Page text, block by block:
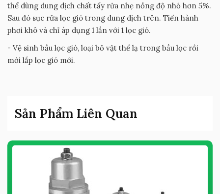
thể dùng dung dịch chất tẩy rửa nhẹ nồng độ nhỏ hơn 5%.
Sau đó sục rửa lọc gió trong dung dịch trên. Tiến hành
phơi khô và chỉ áp dụng 1 lần với 1 lọc gió.
- Vệ sinh bầu lọc gió, loại bỏ vật thể lạ trong bầu lọc rồi
mới lắp lọc gió mới.
Sản Phẩm Liên Quan